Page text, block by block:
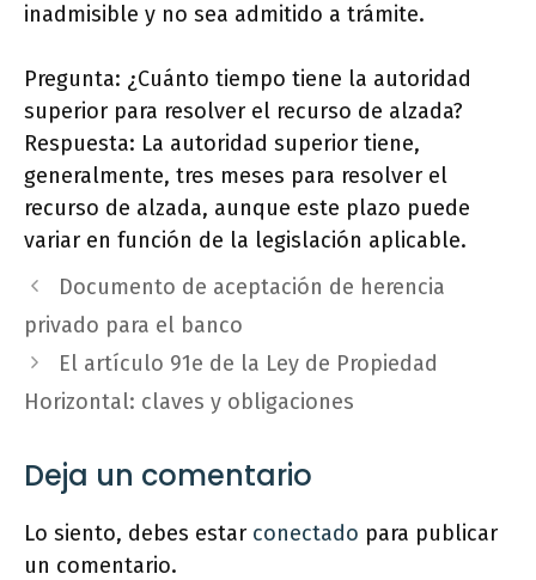
inadmisible y no sea admitido a trámite.
Pregunta: ¿Cuánto tiempo tiene la autoridad
superior para resolver el recurso de alzada?
Respuesta: La autoridad superior tiene,
generalmente, tres meses para resolver el
recurso de alzada, aunque este plazo puede
variar en función de la legislación aplicable.
Documento de aceptación de herencia
privado para el banco
El artículo 91e de la Ley de Propiedad
Horizontal: claves y obligaciones
Deja un comentario
Lo siento, debes estar conectado para publicar
un comentario.